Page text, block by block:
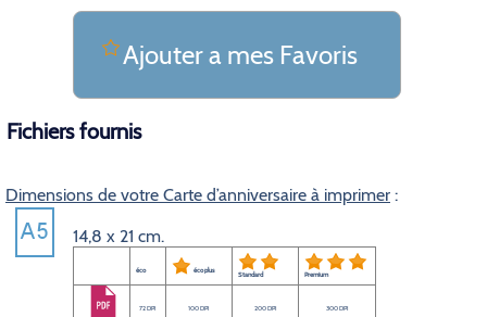
Ajouter a mes Favoris
Fichiers fournis
Dimensions de votre Carte d’anniversaire à imprimer :
14,8 x 21 cm.
éco éco plus Standard Premium
72 DPI 100 DPI 200 DPI 300 DPI